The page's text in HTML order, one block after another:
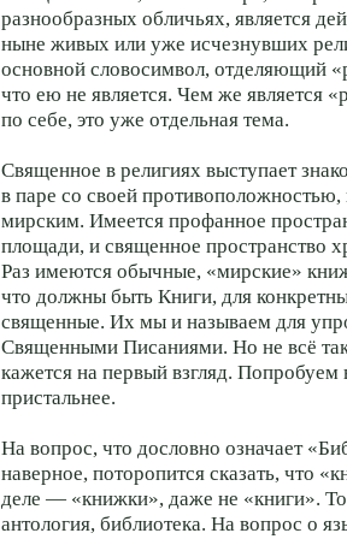
разнообразных обличьях, является
ныне живых или уже исчезнувших
основной словосимвол, отделяющий
что ею не является. Чем же является
по себе, это уже отдельная тема.
Священное в религиях выступает
в паре со своей
мирским. Имеется профанное
площади, и священное пространство
Раз имеются обычные, «мирские»
что должны быть Книги, для
священные. Их мы и называем для
Священными Писаниями. Но не всё
кажется на первый взгляд. Попробуем
пристальнее.
На вопрос, что дословно означает
наверное, поторопится сказать, что
деле — «книжки», даже не «книги». То
антология, библиотека. На вопрос о